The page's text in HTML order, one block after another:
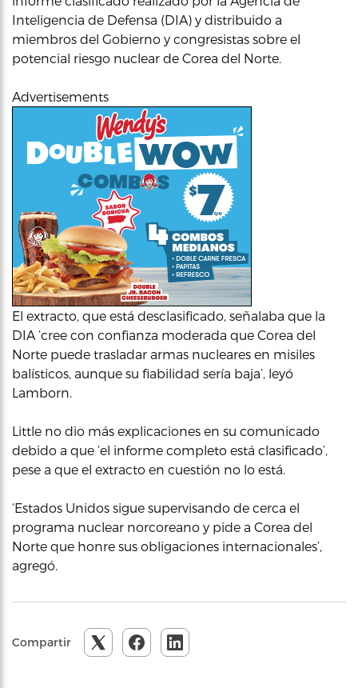
Inteligencia de Defensa (DIA) y distribuido a
miembros del Gobierno y congresistas sobre el
potencial riesgo nuclear de Corea del Norte.
Advertisements
El extracto, que está desclasificado, señalaba que la
DIA ‘cree con confianza moderada que Corea del
Norte puede trasladar armas nucleares en misiles
balísticos, aunque su fiabilidad sería baja’, leyó
Lamborn.
Little no dio más explicaciones en su comunicado
debido a que ‘el informe completo está clasificado’,
pese a que el extracto en cuestión no lo está.
‘Estados Unidos sigue supervisando de cerca el
programa nuclear norcoreano y pide a Corea del
Norte que honre sus obligaciones internacionales’,
agregó.
Compartir